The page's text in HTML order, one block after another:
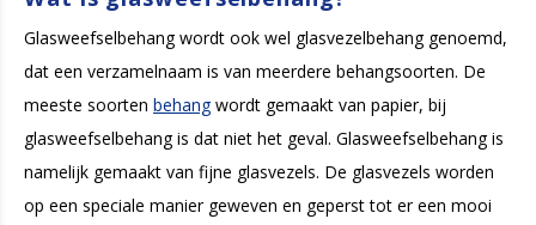
Glasweefselbehang wordt ook wel glasvezelbehang genoemd,
dat een verzamelnaam is van meerdere behangsoorten. De
meeste soorten behangwordt gemaakt van papier, bij
glasweefselbehang is dat niet het geval. Glasweefselbehang is
namelijk gemaakt van fijne glasvezels. De glasvezels worden
op een speciale manier geweven en geperst tot er een mooi